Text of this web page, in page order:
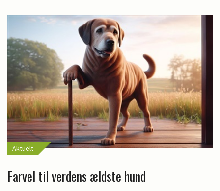
Aktuelt
Farvel til verdens ældste hund